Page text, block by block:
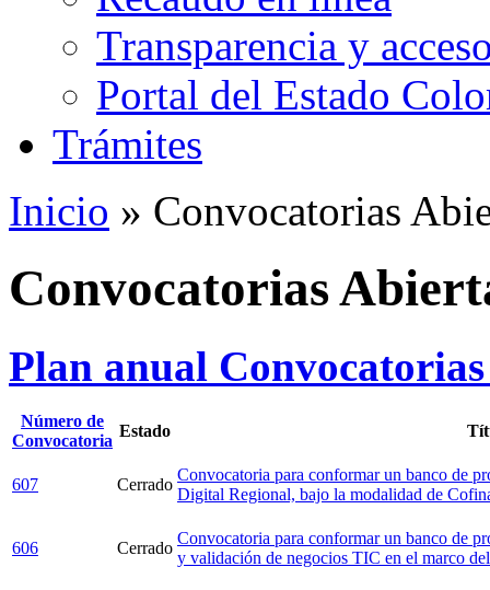
Transparencia y
Portal del Estado
Trámites
Inicio » Convocatorias
Convocatorias
Plan anual
Número de
Convocatoria
Estado
607 Cerrado
Convocatoria para conformar un banco de
Digital Regional, bajo la modalidad de
606 Cerrado
Convocatoria para conformar un banco de
y validación de negocios TIC en el marco